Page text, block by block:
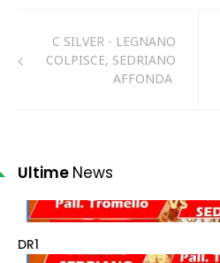
C SILVER - LEGNANO
COLPISCE, SEDRIANO
AFFONDA
Ultime News
DR1